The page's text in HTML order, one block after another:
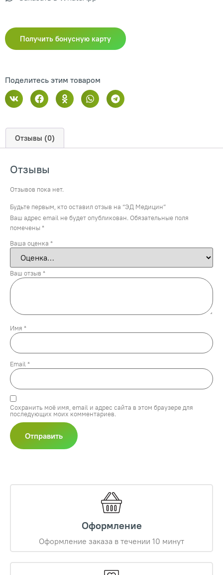
Получить бонусную карту
Поделитесь этим товаром
Отзывы (0)
Отзывы
Отзывов пока нет.
Будьте первым, кто оставил отзыв на “ЭД Медицин”
Ваш адрес email не будет опубликован. Обязательные поля
помечены *
Ваша оценка *
Ваш отзыв *
Имя *
Email *
Сохранить моё имя, email и адрес сайта в этом браузере для
последующих моих комментариев.
Оформление
Оформление заказа в течении 10 минут